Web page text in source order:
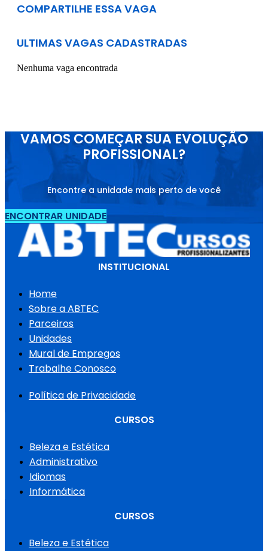
COMPARTILHE ESSA VAGA
ULTIMAS VAGAS CADASTRADAS
Nenhuma vaga encontrada
VAMOS COMEÇAR SUA EVOLUÇÃO
PROFISSIONAL?
Encontre a unidade mais perto de você
ENCONTRAR UNIDADE
INSTITUCIONAL
Home
Sobre a ABTEC
Parceiros
Unidades
Mural de Empregos
Trabalhe Conosco
Política de Privacidade
CURSOS
Beleza e Estética
Administrativo
Idiomas
Informática
CURSOS
Beleza e Estética